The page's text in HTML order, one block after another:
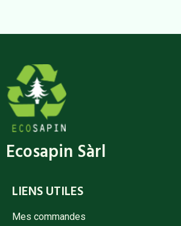
Ecosapin Sàrl
LIENS UTILES
Mes commandes